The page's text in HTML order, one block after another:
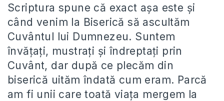
Scriptura spune că exact așa este și
când venim la Biserică să ascultăm
Cuvântul lui Dumnezeu. Suntem
învățați, mustrați și îndreptați prin
Cuvânt, dar după ce plecăm din
biserică uităm îndată cum eram. Parcă
am fi unii care toată viața mergem la